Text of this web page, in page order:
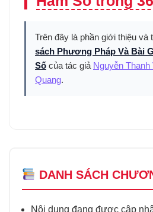
Trên đây là phần giới thiệu và
sách Phương Pháp Và Bài
Số của tác giả Nguyễn Thanh
Quang.
DANH SÁCH
Nội dung đang được cập